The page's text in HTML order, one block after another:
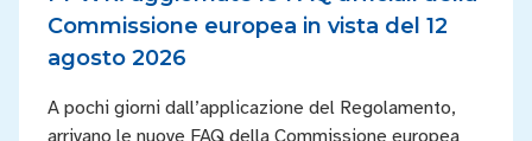
Commissione europea in vista del 12
agosto 2026
A pochi giorni dall’applicazione del Regolamento,
arrivano le nuove FAQ della Commissione europea